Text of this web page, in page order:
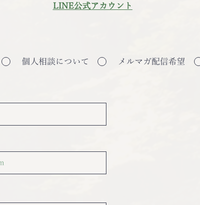
LINE公式アカウント
個人相談について メルマガ配信希望